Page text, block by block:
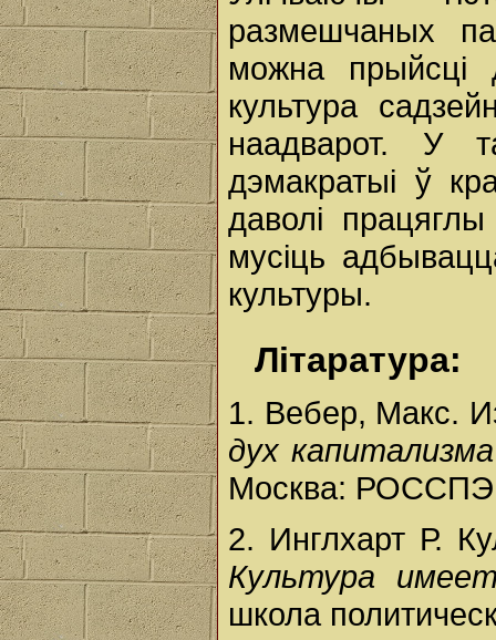
размешчаных
можна прыйсці
культура
наадварот. У
дэмакратыі ў
даволі
мусіць
культуры.
Літаратура:
1. Вебер, Макс.
дух
Москва:
2. Инглхарт Р.
Культура
школа